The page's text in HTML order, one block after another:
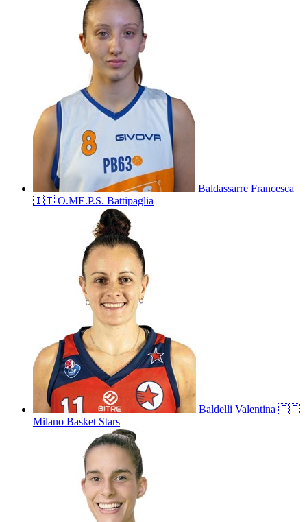
Baldassarre Francesca
🇮🇹 O.ME.P.S. Battipaglia
Baldelli Valentina 🇮🇹
Milano Basket Stars